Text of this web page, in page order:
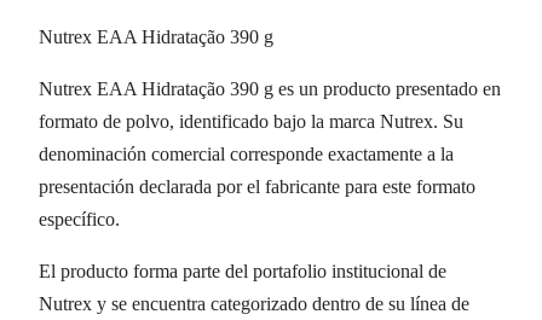
Nutrex EAA Hidratação 390 g
Nutrex EAA Hidratação 390 g es un producto presentado en
formato de polvo, identificado bajo la marca Nutrex. Su
denominación comercial corresponde exactamente a la
presentación declarada por el fabricante para este formato
específico.
El producto forma parte del portafolio institucional de
Nutrex y se encuentra categorizado dentro de su línea de